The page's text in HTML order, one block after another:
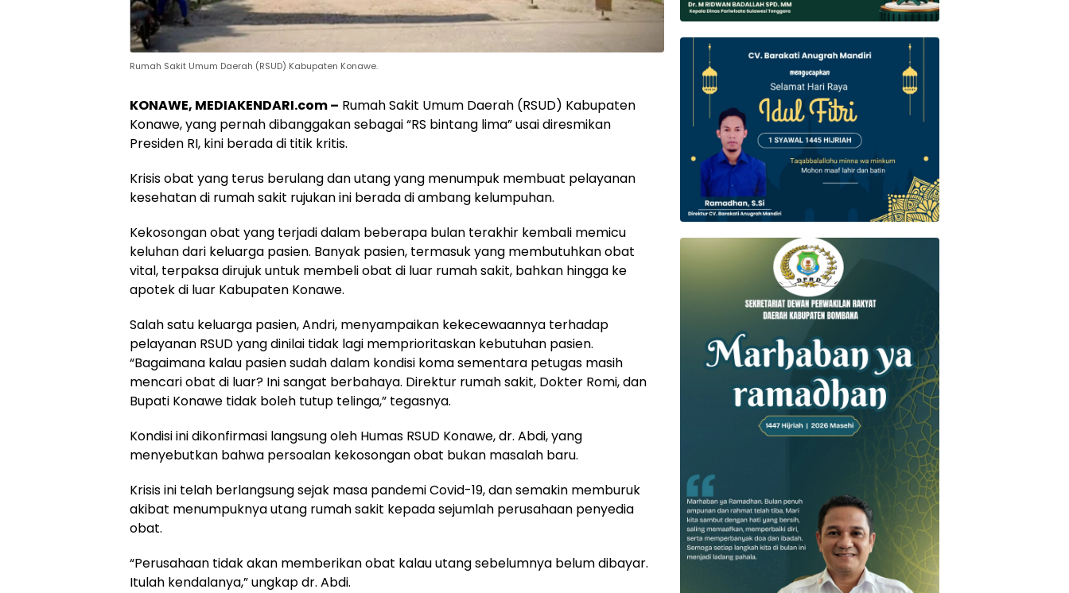
Rumah Sakit Umum Daerah (RSUD) Kabupaten Konawe.
KONAWE, MEDIAKENDARI.com – Rumah Sakit Umum Daerah (RSUD) Kabupaten
Konawe, yang pernah dibanggakan sebagai “RS bintang lima” usai diresmikan
Presiden RI, kini berada di titik kritis.
Krisis obat yang terus berulang dan utang yang menumpuk membuat pelayanan
kesehatan di rumah sakit rujukan ini berada di ambang kelumpuhan.
Kekosongan obat yang terjadi dalam beberapa bulan terakhir kembali memicu
keluhan dari keluarga pasien. Banyak pasien, termasuk yang membutuhkan obat
vital, terpaksa dirujuk untuk membeli obat di luar rumah sakit, bahkan hingga ke
apotek di luar Kabupaten Konawe.
Salah satu keluarga pasien, Andri, menyampaikan kekecewaannya terhadap
pelayanan RSUD yang dinilai tidak lagi memprioritaskan kebutuhan pasien.
“Bagaimana kalau pasien sudah dalam kondisi koma sementara petugas masih
mencari obat di luar? Ini sangat berbahaya. Direktur rumah sakit, Dokter Romi, dan
Bupati Konawe tidak boleh tutup telinga,” tegasnya.
Kondisi ini dikonfirmasi langsung oleh Humas RSUD Konawe, dr. Abdi, yang
menyebutkan bahwa persoalan kekosongan obat bukan masalah baru.
Krisis ini telah berlangsung sejak masa pandemi Covid-19, dan semakin memburuk
akibat menumpuknya utang rumah sakit kepada sejumlah perusahaan penyedia
obat.
“Perusahaan tidak akan memberikan obat kalau utang sebelumnya belum dibayar.
Itulah kendalanya,” ungkap dr. Abdi.